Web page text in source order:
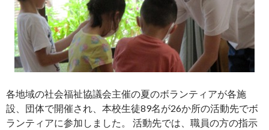
各地域の社会福祉協議会主催の夏のボランティアが各施
設、団体で開催され、本校生徒89名が26か所の活動先でボ
ランティアに参加しました。 活動先では、職員の方の指示